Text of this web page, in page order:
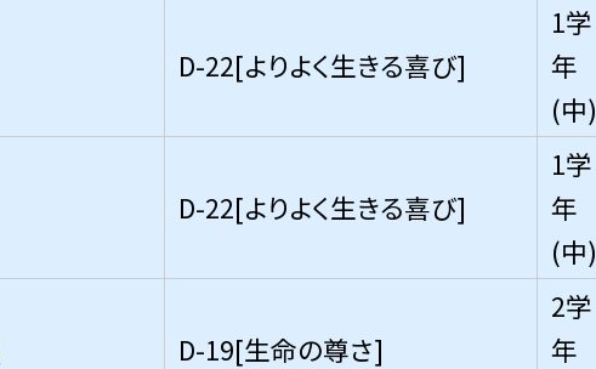
D-22[よりよく生きる喜び]
1学
年
(中)
D-22[よりよく生きる喜び]
1学
年
(中)
D-19[生命の尊さ]
2学
年